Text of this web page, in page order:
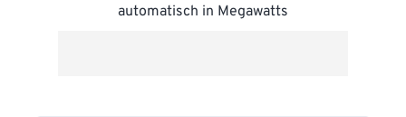
automatisch in Megawatts